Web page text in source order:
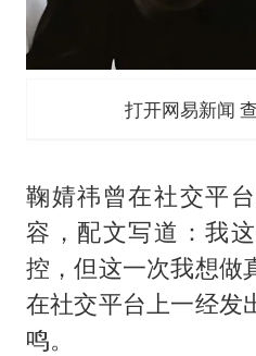
打开网易新闻
鞠婧祎曾在社交平
容，配文写道：我
控，但这一次我想做
在社交平台上一经发
鸣。